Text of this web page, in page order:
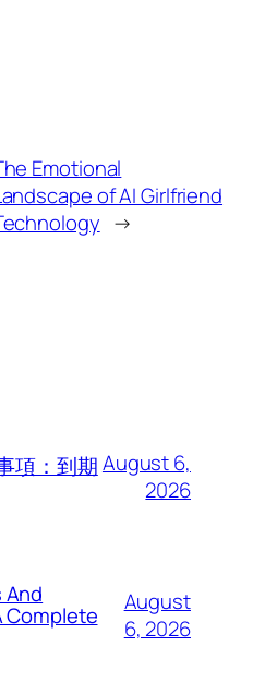
Emotional
of AI Girlfriend
→
項：到期August 6,
2026
And
Complete
August
6, 2026